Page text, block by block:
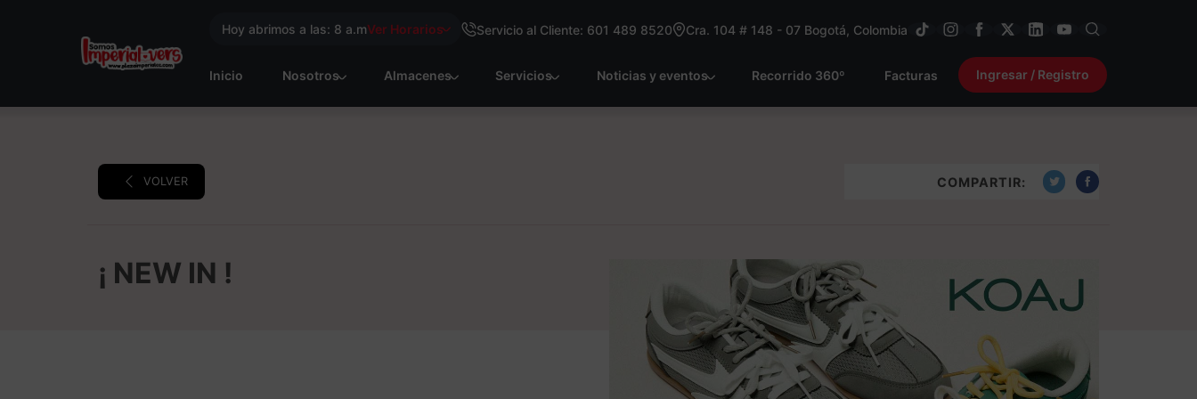
Hoy abrimos a las: 8 a.mVer Horarios Servicio al Cliente: 601 489 8520 Cra. 104 # 148 - 07 Bogotá, Colombia
Inicio Nosotros Almacenes Servicios Noticias y eventos Recorrido 360º Facturas Ingresar / Registro
VOLVER COMPARTIR:
¡ NEW IN !